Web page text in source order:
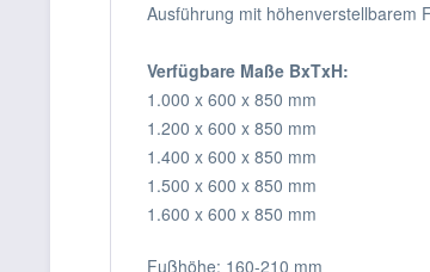
Ausführung mit höhenverstellbarem
Verfügbare Maße BxTxH:
1.000 x 600 x 850 mm
1.200 x 600 x 850 mm
1.400 x 600 x 850 mm
1.500 x 600 x 850 mm
1.600 x 600 x 850 mm
Fußhöhe: 160-210 mm